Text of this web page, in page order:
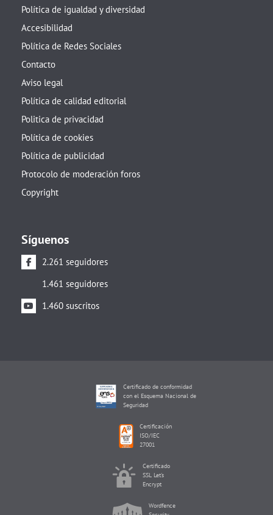
Política de igualdad y diversidad
Accesibilidad
Política de Redes Sociales
Contacto
Aviso legal
Política de calidad editorial
Politica de privacidad
Política de cookies
Política de publicidad
Protocolo de moderación foros
Copyright
Síguenos
2.261 seguidores
1.461 seguidores
1.460 suscritos
Certificado de conformidad
con el Esquema Nacional de
Seguridad
Certificación
ISO/IEC
27001
Certificado
SSL Let's
Encrypt
Wordfence